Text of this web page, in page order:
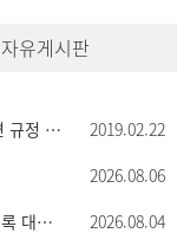
[북한학과] 박사/통합과정 논문심사 대상자 관련 규정 변경 안내
2019.02.22
2026.08.06
[북한학과/사회대] 2026학년도 제2학기 논문등록 대상자의 연구등록 전환 신청 안내문
2026.08.04
자유게시판